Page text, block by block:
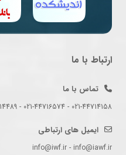
ارتباط با ما
تماس با ما
021-44714158 - 021-44716574 - 021-44714489
ایمیل های ارتباطی
info@iwf.ir - info@iawf.ir